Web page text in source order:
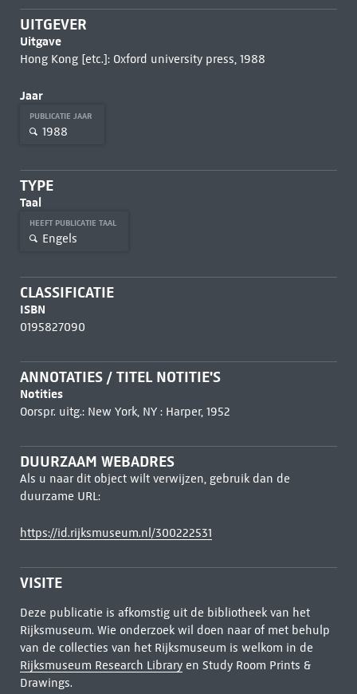
UITGEVER
Uitgave
Hong Kong [etc.]: Oxford university press, 1988
Jaar
PUBLICATIE JAAR
1988
TYPE
Taal
HEEFT PUBLICATIE TAAL
Engels
CLASSIFICATIE
ISBN
0195827090
ANNOTATIES / TITEL NOTITIE'S
Notities
Oorspr. uitg.: New York, NY : Harper, 1952
DUURZAAM WEBADRES
Als u naar dit object wilt verwijzen, gebruik dan de
duurzame URL:
https://id.rijksmuseum.nl/300222531
VISITE
Deze publicatie is afkomstig uit de bibliotheek van het
Rijksmuseum. Wie onderzoek wil doen naar of met behulp
van de collecties van het Rijksmuseum is welkom in de
Rijksmuseum Research Libraryen Study Room Prints &
Drawings.